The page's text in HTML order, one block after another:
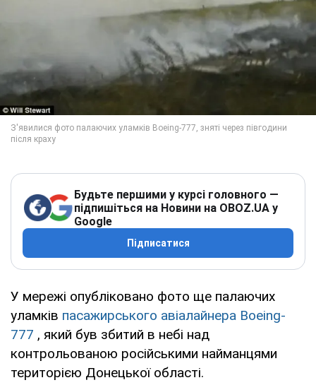
Будьте першими у курсі головного —
підпишіться на Новини на OBOZ.UA у
Google
Підписатися
У мережі опубліковано фото ще палаючих
уламків пасажирського авіалайнера Boeing-
777 , який був збитий в небі над
контрольованою російськими найманцями
територією Донецької області.